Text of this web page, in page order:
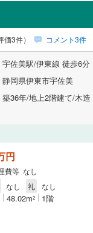
価3件） コメント3件
宇佐美駅/伊東線 徒歩6分
静岡県伊東市宇佐美
築36年/地上2階建て/木造
円
費等 なし
なし 礼 なし
48.02m2 1階